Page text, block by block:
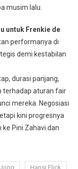
musim lalu.
untuk Frenkie de
performanya di
demi kestabilan
durasi panjang,
terhadap aturan fair
mereka. Negosiasi
kini progresnya
Pini Zahavi dan
Hansi Flick